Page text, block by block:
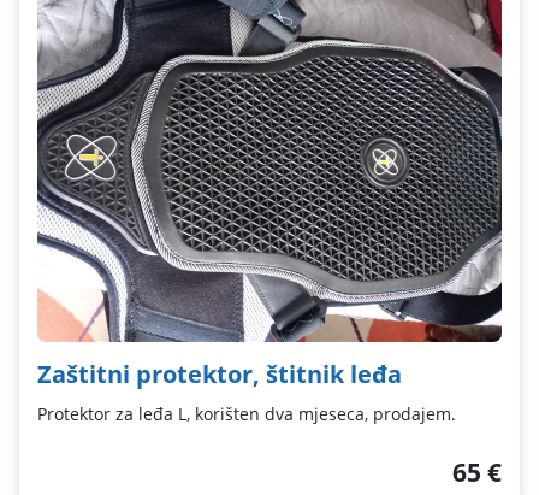
Zaštitni protektor, štitnik leđa
Protektor za leđa L, korišten dva mjeseca, prodajem.
65 €